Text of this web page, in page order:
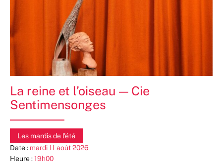
La reine et l’oiseau — Cie
Sentimensonges
Les mardis de l'été
Date : mardi 11 août 2026
Heure :19h00